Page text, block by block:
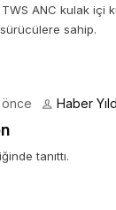
ANC kulak içi
sahip.
önce Haber
tanıttı.